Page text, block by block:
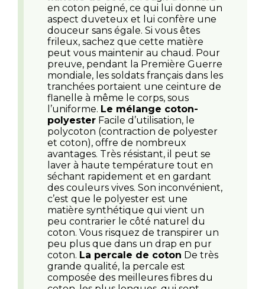
en coton peigné, ce qui lui donne un
aspect duveteux et lui confère une
douceur sans égale. Si vous êtes
frileux, sachez que cette matière
peut vous maintenir au chaud. Pour
preuve, pendant la Première Guerre
mondiale, les soldats français dans les
tranchées portaient une ceinture de
flanelle à même le corps, sous
l’uniforme. Le mélange coton-
polyester Facile d’utilisation, le
polycoton (contraction de polyester
et coton), offre de nombreux
avantages. Très résistant, il peut se
laver à haute température tout en
séchant rapidement et en gardant
des couleurs vives. Son inconvénient,
c’est que le polyester est une
matière synthétique qui vient un
peu contrarier le côté naturel du
coton. Vous risquez de transpirer un
peu plus que dans un drap en pur
coton. La percale de coton De très
grande qualité, la percale est
composée des meilleures fibres du